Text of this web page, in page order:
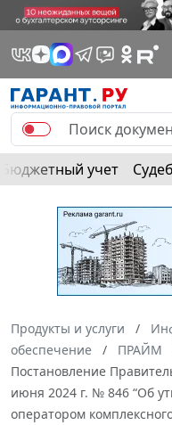
Бюджетный учет
Продукты и услуги
обеспечение
ПРАЙМ
Постановление
июня 2024 г. № 846 “Об
оператором